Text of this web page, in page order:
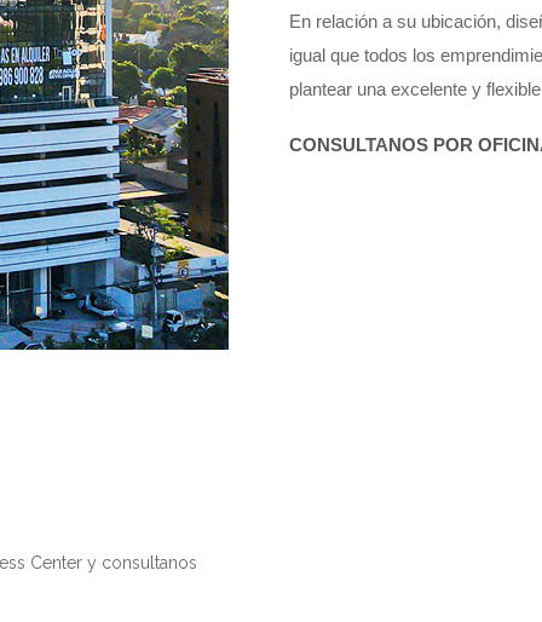
En relación a su ubicación,
igual que todos los
plantear una excelente y
CONSULTANOS POR
Center y consultanos